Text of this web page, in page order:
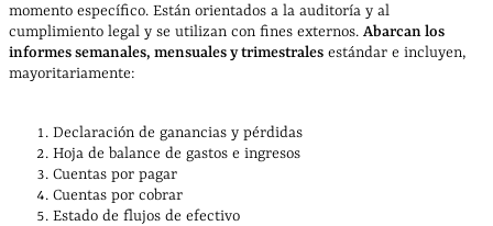
momento específico. Están orientados a la auditoría y al
cumplimiento legal y se utilizan con fines externos. Abarcan los
informes semanales, mensuales y trimestrales estándar e incluyen,
mayoritariamente:
Declaración de ganancias y pérdidas
Hoja de balance de gastos e ingresos
Cuentas por pagar
Cuentas por cobrar
Estado de flujos de efectivo